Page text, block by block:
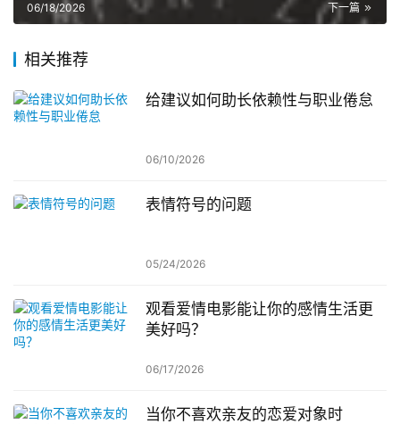
下一篇
06/18/2026
相关推荐
给建议如何助长依赖性与职业倦怠
06/10/2026
表情符号的问题
05/24/2026
观看爱情电影能让你的感情生活更
美好吗？
06/17/2026
当你不喜欢亲友的恋爱对象时